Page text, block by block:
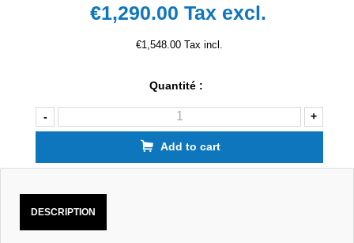
€1,290.00 Tax excl.
€1,548.00 Tax incl.
Quantité :
- +
Add to cart
DESCRIPTION